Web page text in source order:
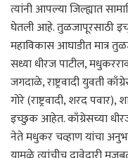
त्यांनी आपल्या जिल्ह्यात
घेतली आहे. तुळजापूरसाठी
महाविकास आघाडीत मात्र
सध्या धीरज पाटील,
जगदाळे, राष्ट्रवादी युवती
गोरे (राष्ट्रवादी, शरद
इच्छुक आहेत. काँग्रेसच्या
नेते मधुकर चव्हाण यांचा